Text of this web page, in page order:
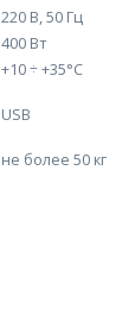
220 В, 50 Гц
400 Вт
+10 ÷ +35°С
USB
не более 50 кг